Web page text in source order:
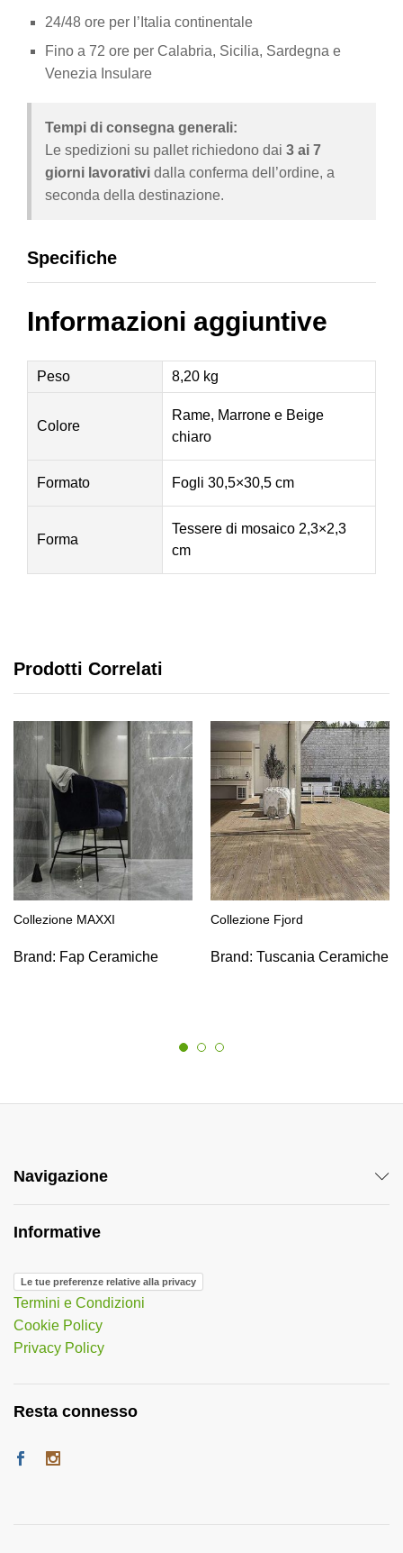
24/48 ore per l’Italia continentale
Fino a 72 ore per Calabria, Sicilia, Sardegna e
Venezia Insulare
Tempi di consegna generali:
Le spedizioni su pallet richiedono dai 3 ai 7
giorni lavorativi dalla conferma dell’ordine, a
seconda della destinazione.
Specifiche
Informazioni aggiuntive
Peso 8,20 kg
Colore
Rame, Marrone e Beige
chiaro
Formato Fogli 30,5×30,5 cm
Forma
Tessere di mosaico 2,3×2,3
cm
Prodotti Correlati
Collezione MAXXI
Brand: Fap Ceramiche
Collezione Fjord
Brand: Tuscania Ceramiche
Navigazione
Informative
Le tue preferenze relative alla privacy
Termini e Condizioni
Cookie Policy
Privacy Policy
Resta connesso